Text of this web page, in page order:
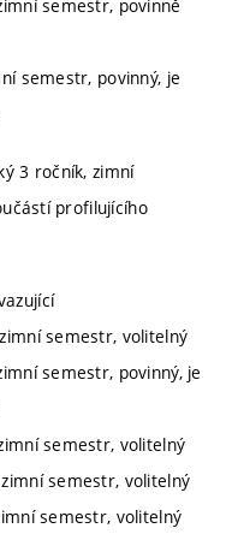
semestr, povinně
semestr, povinný, je
3 ročník, zimní
profilujícího
semestr, volitelný
semestr, povinný, je
semestr, volitelný
semestr, volitelný
semestr, volitelný